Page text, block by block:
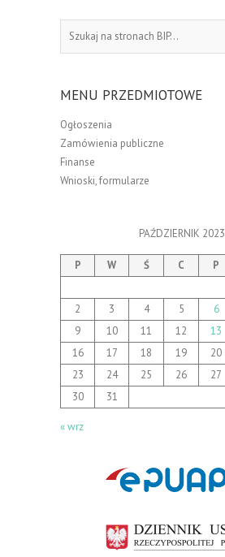
MENU PRZEDMIOTOWE
Ogłoszenia
Zamówienia publiczne
Finanse
Wnioski, formularze
PAŹDZIERNIK 2023
P W Ś C P
2
3 4 5 6
9
10 11 12 13
16
17 18 19 20
23
24 25 26 27
30
31
« wrz